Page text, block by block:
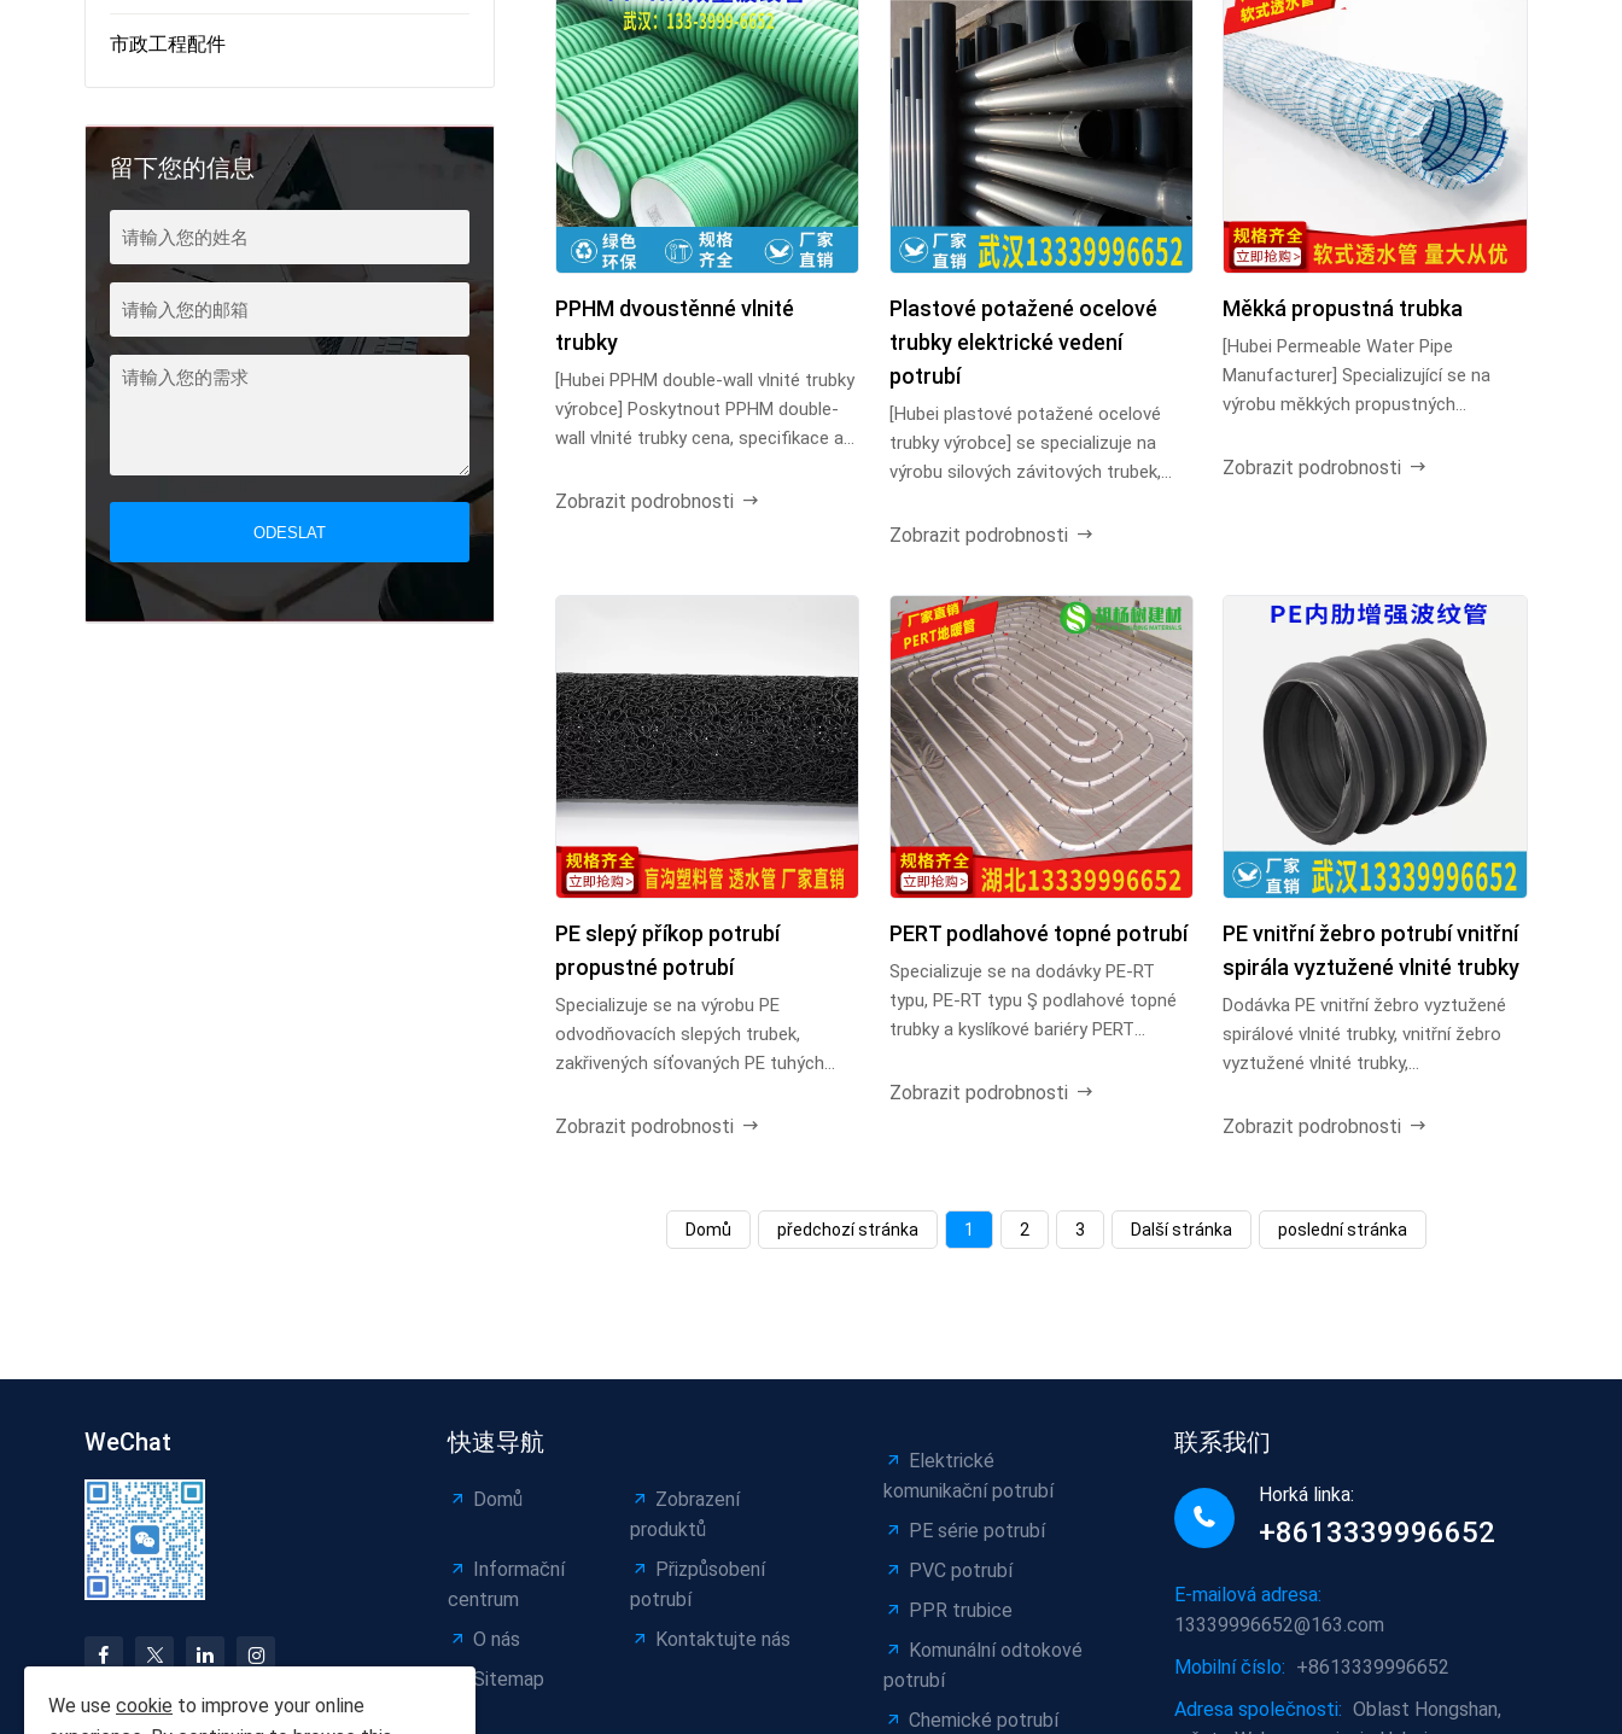
市政工程配件
留下您的信息
ODESLAT
PPHM dvoustěnné vlnité
trubky
[Hubei PPHM double-wall vlnité trubky
výrobce] Poskytnout PPHM double-
wall vlnité trubky cena, specifikace a
Zobrazit podrobnosti
Plastové potažené ocelové
trubky elektrické vedení
potrubí
[Hubei plastové potažené ocelové
trubky výrobce] se specializuje na
výrobu silových závitových trubek,
Zobrazit podrobnosti
Měkká propustná trubka
[Hubei Permeable Water Pipe
Manufacturer] Specializující se na
výrobu měkkých propustných
Zobrazit podrobnosti
PE slepý příkop potrubí
propustné potrubí
Specializuje se na výrobu PE
odvodňovacích slepých trubek,
zakřivených síťovaných PE tuhých
Zobrazit podrobnosti
PERT podlahové topné potrubí
Specializuje se na dodávky PE-RT
typu, PE-RT typu Ş podlahové topné
trubky a kyslíkové bariéry PERT
Zobrazit podrobnosti
PE vnitřní žebro potrubí vnitřní
spirála vyztužené vlnité trubky
Dodávka PE vnitřní žebro vyztužené
spirálové vlnité trubky, vnitřní žebro
vyztužené vlnité trubky,
Zobrazit podrobnosti
Domů předchozí stránka 1 2 3 Další stránka poslední stránka
WeChat 快速导航
Domů
Zobrazení
produktů
Informační
centrum
Přizpůsobení
potrubí
O nás
Kontaktujte nás
Sitemap
Elektrické
komunikační potrubí
PE série potrubí
PVC potrubí
PPR trubice
Komunální odtokové
potrubí
Chemické potrubí
联系我们
Horká linka:
+8613339996652
E-mailová adresa:
13339996652@163.com
Mobilní číslo: +8613339996652
Adresa společnosti: Oblast Hongshan,
We use cookie to improve your online